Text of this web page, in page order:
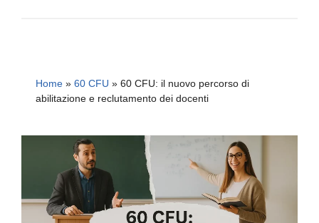
Home » 60 CFU » 60 CFU: il nuovo percorso di
abilitazione e reclutamento dei docenti